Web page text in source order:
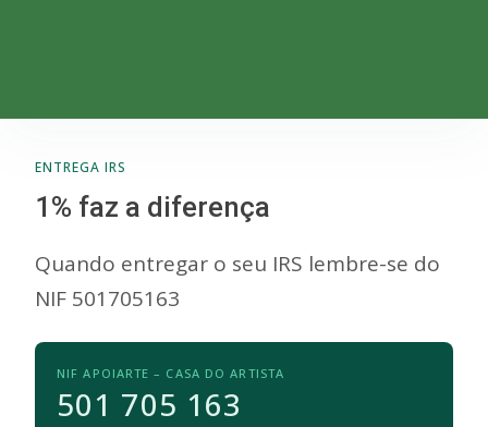
ENTREGA IRS
1% faz a diferença
Quando entregar o seu IRS lembre-se do
NIF 501705163
NIF APOIARTE – CASA DO ARTISTA
501 705 163